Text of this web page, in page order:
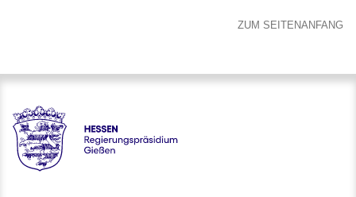
ZUM SEITENANFANG
Hessen - Regierungspräsidium Gießen